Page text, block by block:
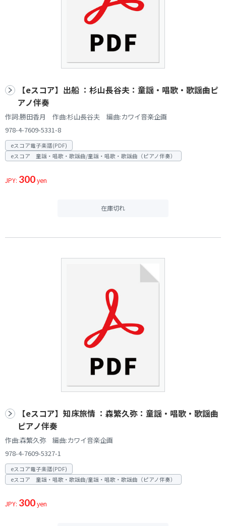
【eスコア】出船 ：杉山長谷夫：童謡・唱歌・歌謡曲ピ
アノ伴奏
作詞:勝田香月 作曲:杉山長谷夫 編曲:カワイ音楽企画
978-4-7609-5331-8
eスコア電子楽譜(PDF)
eスコア 童謡・唱歌・歌謡曲/童謡・唱歌・歌謡曲（ピアノ伴奏）
JPY: 300yen
在庫切れ
【eスコア】知床旅情 ：森繁久弥：童謡・唱歌・歌謡曲
ピアノ伴奏
作曲:森繁久弥 編曲:カワイ音楽企画
978-4-7609-5327-1
eスコア電子楽譜(PDF)
eスコア 童謡・唱歌・歌謡曲/童謡・唱歌・歌謡曲（ピアノ伴奏）
JPY: 300yen